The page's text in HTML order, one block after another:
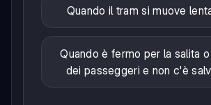
Quando il tram si muove
Quando è fermo per la salita
dei passeggeri e non c'è